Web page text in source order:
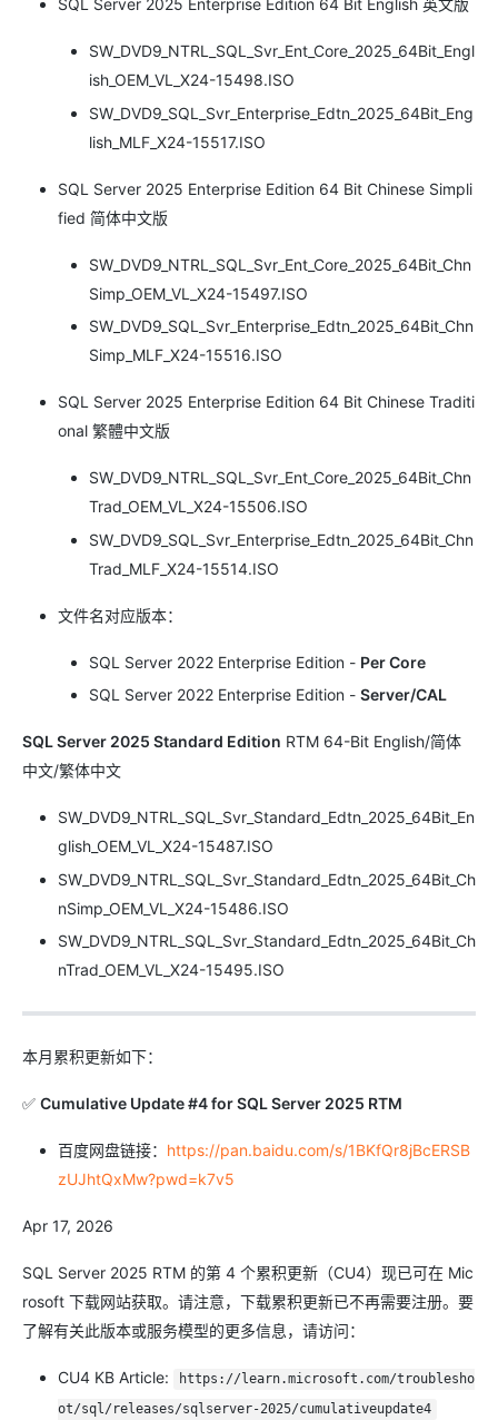
SQL Server 2025 Enterprise Edition 64 Bit English 英文版
SW_DVD9_NTRL_SQL_Svr_Ent_Core_2025_64Bit_Engl
ish_OEM_VL_X24-15498.ISO
SW_DVD9_SQL_Svr_Enterprise_Edtn_2025_64Bit_Eng
lish_MLF_X24-15517.ISO
SQL Server 2025 Enterprise Edition 64 Bit Chinese Simpli
fied 简体中文版
SW_DVD9_NTRL_SQL_Svr_Ent_Core_2025_64Bit_Chn
Simp_OEM_VL_X24-15497.ISO
SW_DVD9_SQL_Svr_Enterprise_Edtn_2025_64Bit_Chn
Simp_MLF_X24-15516.ISO
SQL Server 2025 Enterprise Edition 64 Bit Chinese Traditi
onal 繁體中文版
SW_DVD9_NTRL_SQL_Svr_Ent_Core_2025_64Bit_Chn
Trad_OEM_VL_X24-15506.ISO
SW_DVD9_SQL_Svr_Enterprise_Edtn_2025_64Bit_Chn
Trad_MLF_X24-15514.ISO
文件名对应版本：
SQL Server 2022 Enterprise Edition - Per Core
SQL Server 2022 Enterprise Edition - Server/CAL
SQL Server 2025 Standard Edition RTM 64-Bit English/简体
中文/繁体中文
SW_DVD9_NTRL_SQL_Svr_Standard_Edtn_2025_64Bit_En
glish_OEM_VL_X24-15487.ISO
SW_DVD9_NTRL_SQL_Svr_Standard_Edtn_2025_64Bit_Ch
nSimp_OEM_VL_X24-15486.ISO
SW_DVD9_NTRL_SQL_Svr_Standard_Edtn_2025_64Bit_Ch
nTrad_OEM_VL_X24-15495.ISO
本月累积更新如下：
✅ Cumulative Update #4 for SQL Server 2025 RTM
百度网盘链接： https://pan.baidu.com/s/1BKfQr8jBcERSB
zUJhtQxMw?pwd=k7v5
Apr 17, 2026
SQL Server 2025 RTM 的第 4 个累积更新（CU4）现已可在 Mic
rosoft 下载网站获取。请注意，下载累积更新已不再需要注册。要
了解有关此版本或服务模型的更多信息，请访问：
CU4 KB Article:
https://learn.microsoft.com/troublesho
ot/sql/releases/sqlserver-2025/cumulativeupdate4